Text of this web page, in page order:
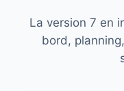
La version 7 en
bord,